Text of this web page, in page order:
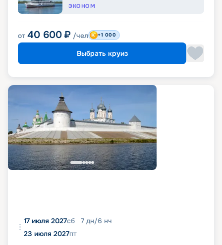
ЭКОНОМ
от 40 600 ₽ /чел +1 000
Выбрать круиз
17 июля 2027сб 7 дн/6 нч
23 июля 2027пт